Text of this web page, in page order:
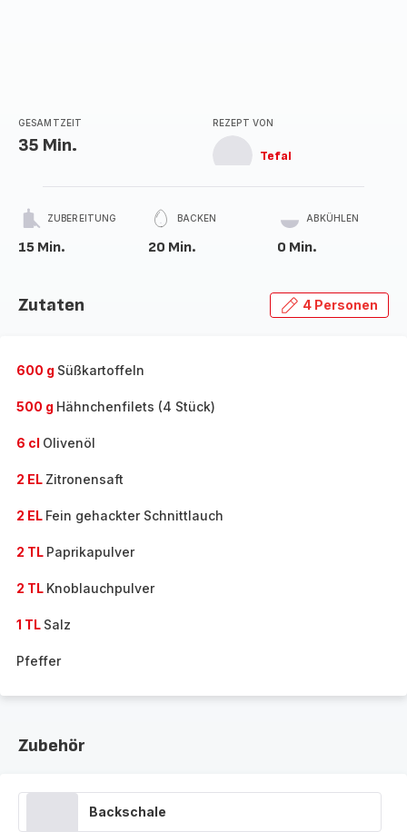
GESAMTZEIT
35 Min.
REZEPT VON
Tefal
ZUBEREITUNG
15 Min.
BACKEN
20 Min.
ABKÜHLEN
0 Min.
Zutaten 4 Personen
600 g Süßkartoffeln
500 g Hähnchenfilets (4 Stück)
6 cl Olivenöl
2 EL Zitronensaft
2 EL Fein gehackter Schnittlauch
2 TL Paprikapulver
2 TL Knoblauchpulver
1 TL Salz
Pfeffer
Zubehör
Backschale